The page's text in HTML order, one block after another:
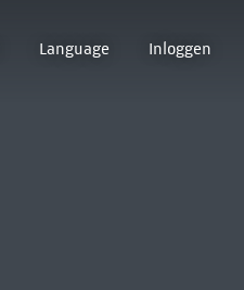
Language Inloggen